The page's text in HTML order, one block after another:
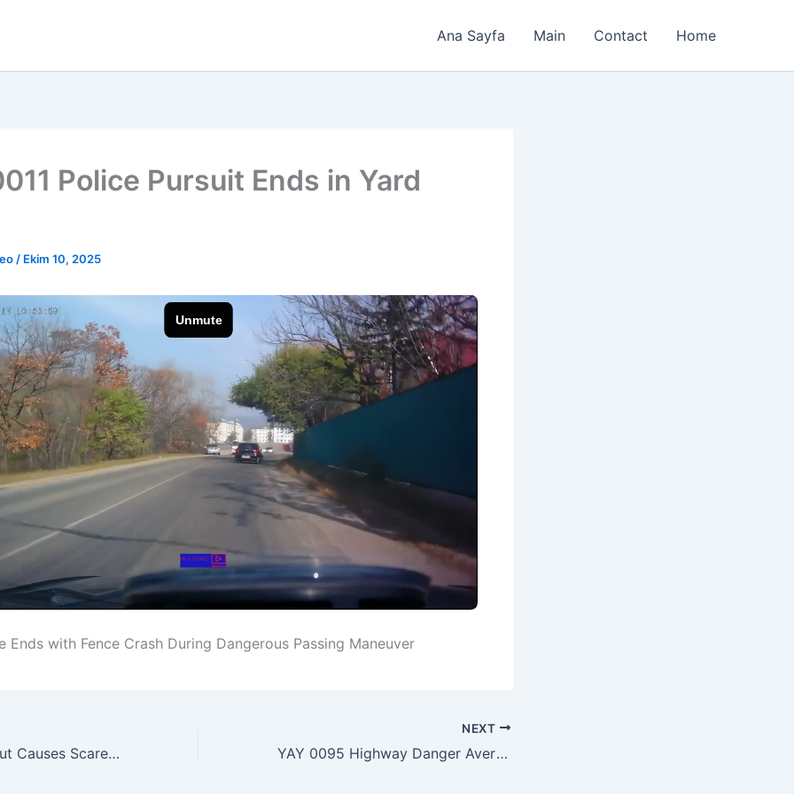
Ana Sayfa Main Contact Home
Police Pursuit Ends in Yard
/ Ekim 10, 2025
Ends with Fence Crash During Dangerous Passing Maneuver
OTO 0013 Blowout Causes Scare on Moving Bus
NEXT
YAY 0095 Highway Danger Averted by Alert Driver